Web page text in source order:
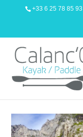
+33 6 25 78 85 93